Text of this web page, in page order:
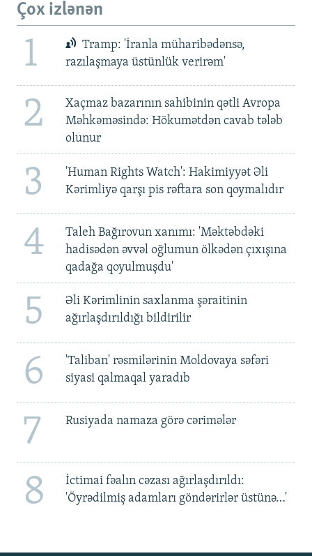
Çox izlənən
1
Tramp: 'İranla müharibədənsə,
razılaşmaya üstünlük verirəm'
2
Xaçmaz bazarının sahibinin qətli Avropa
Məhkəməsində: Hökumətdən cavab tələb
olunur
3
'Human Rights Watch': Hakimiyyət Əli
Kərimliyə qarşı pis rəftara son qoymalıdır
4
Taleh Bağırovun xanımı: 'Məktəbdəki
hadisədən əvvəl oğlumun ölkədən çıxışına
qadağa qoyulmuşdu'
5
Əli Kərimlinin saxlanma şəraitinin
ağırlaşdırıldığı bildirilir
6
'Taliban' rəsmilərinin Moldovaya səfəri
siyasi qalmaqal yaradıb
7 Rusiyada namaza görə cərimələr
8
İctimai fəalın cəzası ağırlaşdırıldı:
'Öyrədilmiş adamları göndərirlər üstünə…'